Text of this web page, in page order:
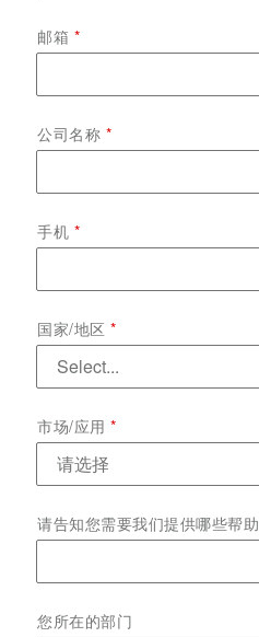
邮箱
公司名称
手机
国家/地区
市场/应用
请告知您需要我们提供哪些帮助
您所在的部门